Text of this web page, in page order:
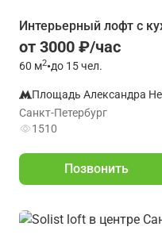
Интерьерный лофт с
от 3000 ₽/час
60 м2•до 15 чел.
Площадь Александра
Санкт-Петербург
1510
Позвонить